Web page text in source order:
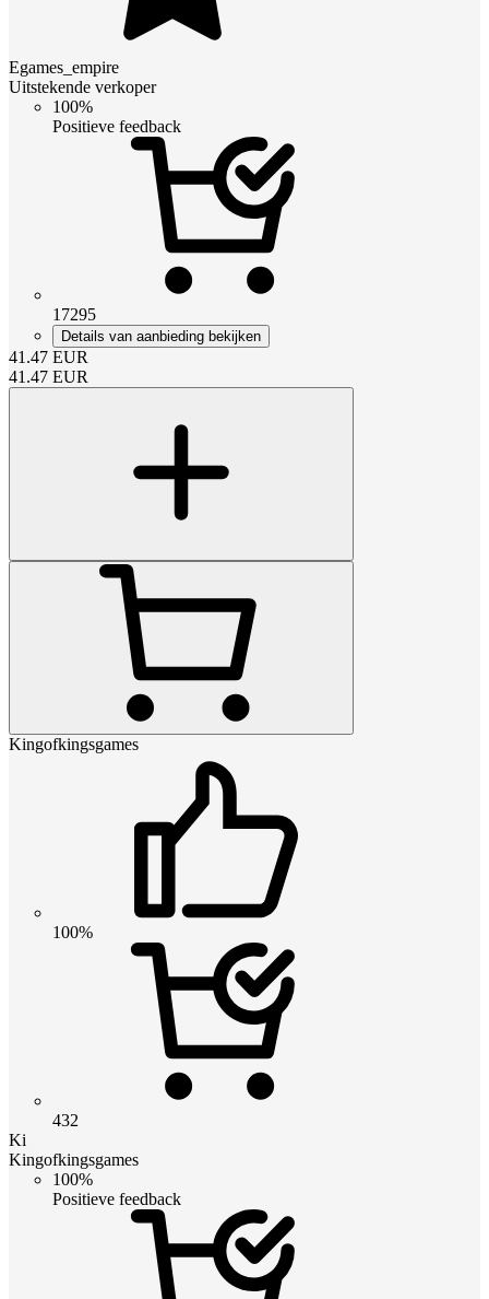
Egames_empire
Uitstekende verkoper
100%
Positieve feedback
17295
Details van aanbieding bekijken
41.47 EUR
41.47 EUR
Kingofkingsgames
100%
432
Ki
Kingofkingsgames
100%
Positieve feedback